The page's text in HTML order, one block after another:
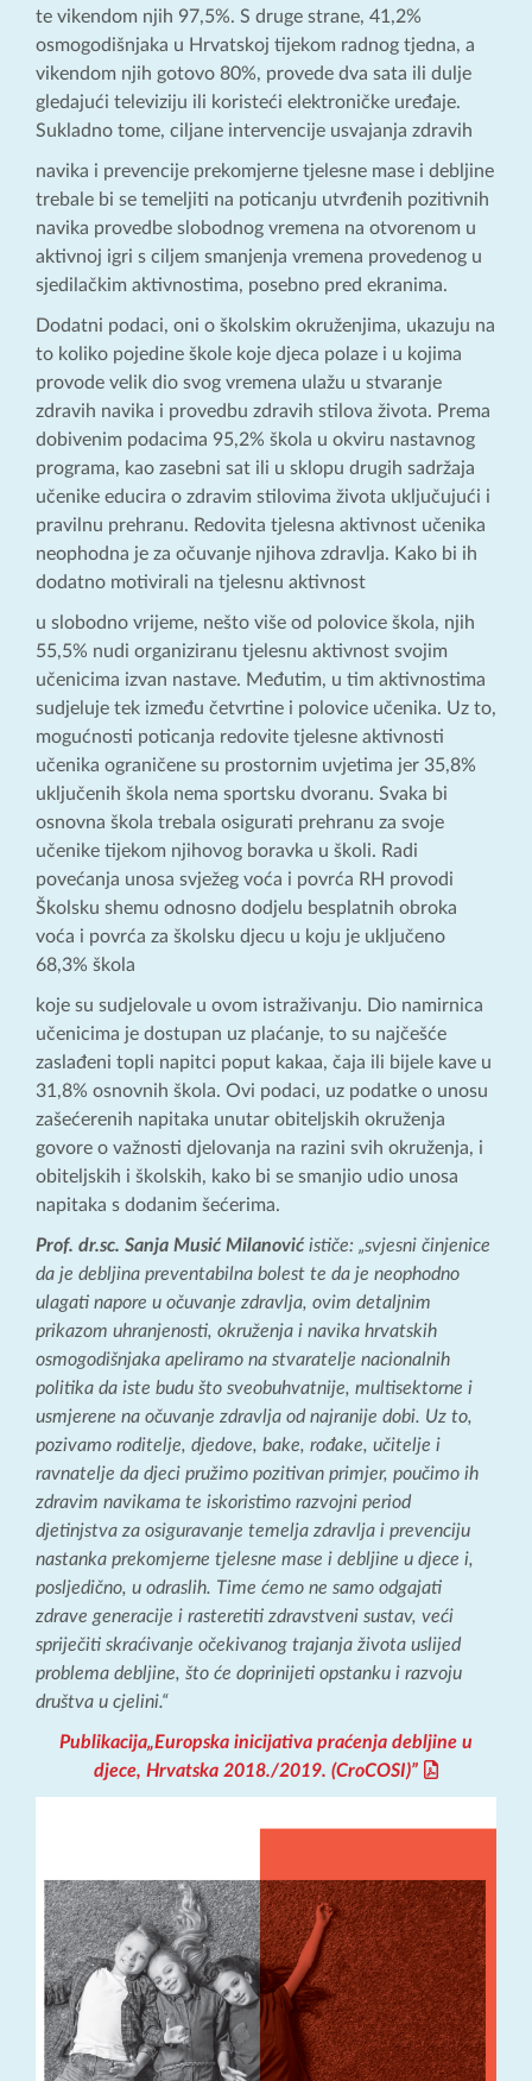
te vikendom njih 97,5%. S druge strane, 41,2%
osmogodišnjaka u Hrvatskoj tijekom radnog tjedna, a
vikendom njih gotovo 80%, provede dva sata ili dulje
gledajući televiziju ili koristeći elektroničke uređaje.
Sukladno tome, ciljane intervencije usvajanja zdravih
navika i prevencije prekomjerne tjelesne mase i debljine
trebale bi se temeljiti na poticanju utvrđenih pozitivnih
navika provedbe slobodnog vremena na otvorenom u
aktivnoj igri s ciljem smanjenja vremena provedenog u
sjedilačkim aktivnostima, posebno pred ekranima.
Dodatni podaci, oni o školskim okruženjima, ukazuju na
to koliko pojedine škole koje djeca polaze i u kojima
provode velik dio svog vremena ulažu u stvaranje
zdravih navika i provedbu zdravih stilova života. Prema
dobivenim podacima 95,2% škola u okviru nastavnog
programa, kao zasebni sat ili u sklopu drugih sadržaja
učenike educira o zdravim stilovima života uključujući i
pravilnu prehranu. Redovita tjelesna aktivnost učenika
neophodna je za očuvanje njihova zdravlja. Kako bi ih
dodatno motivirali na tjelesnu aktivnost
u slobodno vrijeme, nešto više od polovice škola, njih
55,5% nudi organiziranu tjelesnu aktivnost svojim
učenicima izvan nastave. Međutim, u tim aktivnostima
sudjeluje tek između četvrtine i polovice učenika. Uz to,
mogućnosti poticanja redovite tjelesne aktivnosti
učenika ograničene su prostornim uvjetima jer 35,8%
uključenih škola nema sportsku dvoranu. Svaka bi
osnovna škola trebala osigurati prehranu za svoje
učenike tijekom njihovog boravka u školi. Radi
povećanja unosa svježeg voća i povrća RH provodi
Školsku shemu odnosno dodjelu besplatnih obroka
voća i povrća za školsku djecu u koju je uključeno
68,3% škola
koje su sudjelovale u ovom istraživanju. Dio namirnica
učenicima je dostupan uz plaćanje, to su najčešće
zaslađeni topli napitci poput kakaa, čaja ili bijele kave u
31,8% osnovnih škola. Ovi podaci, uz podatke o unosu
zašećerenih napitaka unutar obiteljskih okruženja
govore o važnosti djelovanja na razini svih okruženja, i
obiteljskih i školskih, kako bi se smanjio udio unosa
napitaka s dodanim šećerima.
Prof. dr.sc. Sanja Musić Milanović ističe: „svjesni činjenice
da je debljina preventabilna bolest te da je neophodno
ulagati napore u očuvanje zdravlja, ovim detaljnim
prikazom uhranjenosti, okruženja i navika hrvatskih
osmogodišnjaka apeliramo na stvaratelje nacionalnih
politika da iste budu što sveobuhvatnije, multisektorne i
usmjerene na očuvanje zdravlja od najranije dobi. Uz to,
pozivamo roditelje, djedove, bake, rođake, učitelje i
ravnatelje da djeci pružimo pozitivan primjer, poučimo ih
zdravim navikama te iskoristimo razvojni period
djetinjstva za osiguravanje temelja zdravlja i prevenciju
nastanka prekomjerne tjelesne mase i debljine u djece i,
posljedično, u odraslih. Time ćemo ne samo odgajati
zdrave generacije i rasteretiti zdravstveni sustav, veći
spriječiti skraćivanje očekivanog trajanja života uslijed
problema debljine, što će doprinijeti opstanku i razvoju
društva u cjelini.“
Publikacija„Europska inicijativa praćenja debljine u
djece, Hrvatska 2018./2019. (CroCOSI)”